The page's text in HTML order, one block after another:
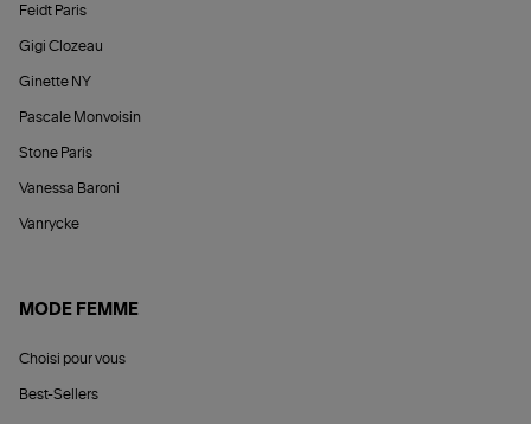
Feidt Paris
Gigi Clozeau
Ginette NY
Pascale Monvoisin
Stone Paris
Vanessa Baroni
Vanrycke
MODE FEMME
Choisi pour vous
Best-Sellers